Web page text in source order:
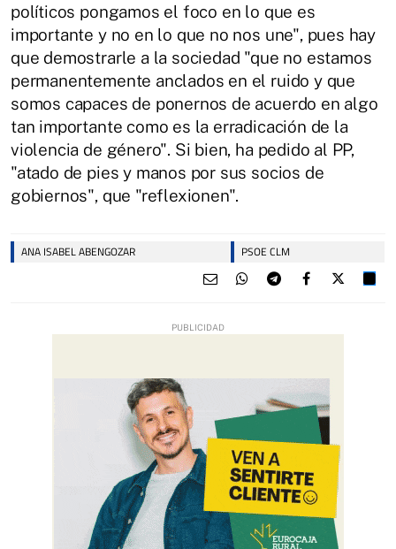
políticos pongamos el foco en lo que es
importante y no en lo que no nos une", pues hay
que demostrarle a la sociedad "que no estamos
permanentemente anclados en el ruido y que
somos capaces de ponernos de acuerdo en algo
tan importante como es la erradicación de la
violencia de género". Si bien, ha pedido al PP,
"atado de pies y manos por sus socios de
gobiernos", que "reflexionen".
ANA ISABEL ABENGOZAR PSOE CLM